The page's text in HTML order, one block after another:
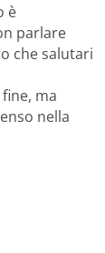
è
parlare
che salutari
ma
nella